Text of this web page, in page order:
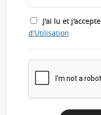
J'ai lu et j'accepte
d'Utilisation